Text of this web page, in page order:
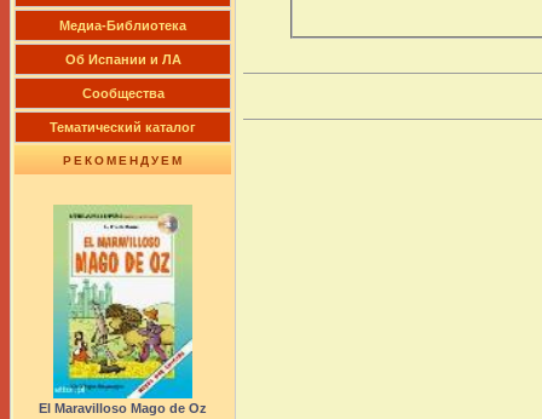
Медиа-Библиотека
Об Испании и ЛА
Сообщества
Тематический каталог
РЕКОМЕНДУЕМ
El Maravilloso Mago de Oz